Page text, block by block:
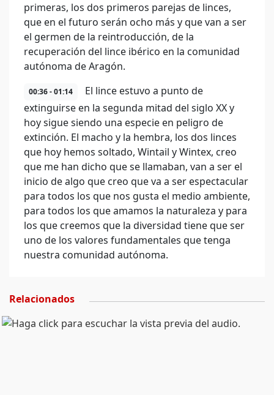
primeras, los dos primeros parejas de linces,
que en el futuro serán ocho más y que van a ser
el germen de la reintroducción, de la
recuperación del lince ibérico en la comunidad
autónoma de Aragón.
00:36 - 01:14
El lince estuvo a punto de
extinguirse en la segunda mitad del siglo XX y
hoy sigue siendo una especie en peligro de
extinción. El macho y la hembra, los dos linces
que hoy hemos soltado, Wintail y Wintex, creo
que me han dicho que se llamaban, van a ser el
inicio de algo que creo que va a ser espectacular
para todos los que nos gusta el medio ambiente,
para todos los que amamos la naturaleza y para
los que creemos que la diversidad tiene que ser
uno de los valores fundamentales que tenga
nuestra comunidad autónoma.
Relacionados